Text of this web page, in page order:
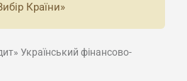
Країни»
Український фінансово-